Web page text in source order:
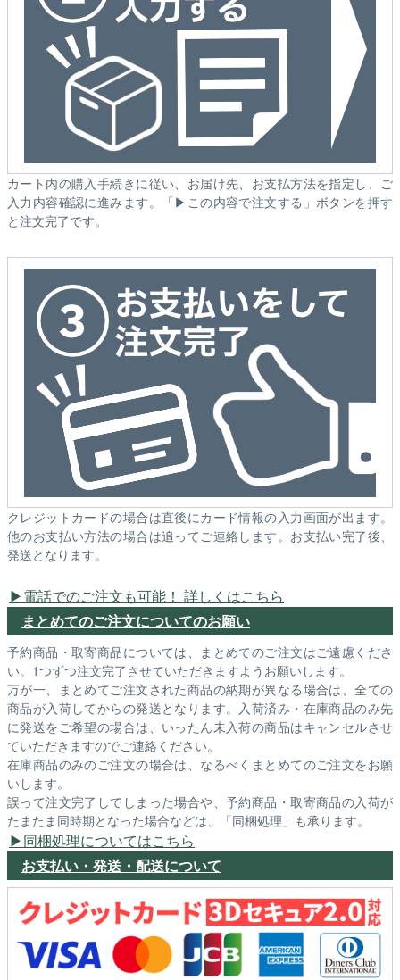
カート内の購入手続きに従い、お届け先、お支払方法を指定し、ご
入力内容確認に進みます。「▶この内容で注文する」ボタンを押す
と注文完了です。
クレジットカードの場合は直後にカード情報の入力画面が出ます。
他のお支払い方法の場合は追ってご連絡します。お支払い完了後、
発送となります。
電話でのご注文も可能！ 詳しくはこちら
まとめてのご注文についてのお願い
予約商品・取寄商品については、まとめてのご注文はご遠慮くださ
い。1つずつ注文完了させていただきますようお願いします。
万が一、まとめてご注文された商品の納期が異なる場合は、全ての
商品が入荷してからの発送となります。入荷済み・在庫商品のみ先
に発送をご希望の場合は、いったん未入荷の商品はキャンセルさせ
ていただきますのでご連絡ください。
在庫商品のみのご注文の場合は、なるべくまとめてのご注文をお願
いします。
誤って注文完了してしまった場合や、予約商品・取寄商品の入荷が
たまたま同時期となった場合などは、「同梱処理」も承ります。
同梱処理についてはこちら
お支払い・発送・配送について